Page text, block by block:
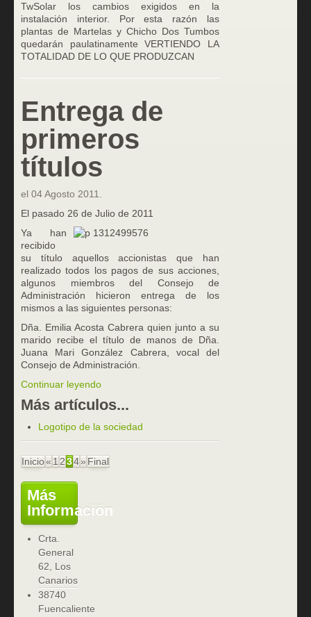
TwSolar los cambios exigidos en la
instalación interior. Por esta razón las
plantas de Martelas y Chicho Dos Tumbos
quedarán paulatinamente VERTIENDO LA
TOTALIDAD DE LO QUE PRODUZCAN
Entrega de
primeros
títulos
el 04 Agosto 2011
El pasado 26 de Julio de 2011
Ya han
recibido
su título aquellos accionistas que han
realizado todos los pagos de sus acciones,
algunos miembros del Consejo de
Administración hicieron entrega de los
mismos a las siguientes personas:
Dña. Emilia Acosta Cabrera quien junto a su
marido recibe el título de manos de Dña.
Juana Mari González Cabrera, vocal del
Consejo de Administración.
Continuar leyendo
Más artículos...
Logotipo de la sociedad
Inicio« 1 234» Final
Más
Información
Crta.
General
62, Los
Canarios
38740
Fuencaliente